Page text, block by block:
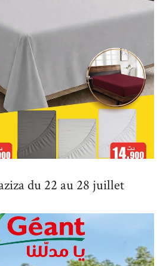
du 22 au 28 juillet